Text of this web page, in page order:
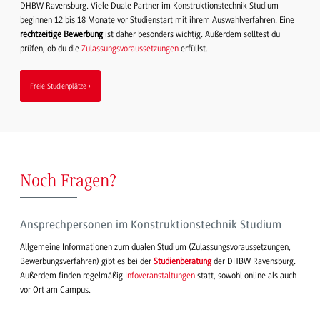
DHBW Ravensburg. Viele Duale Partner im Konstruktionstechnik Studium
beginnen 12 bis 18 Monate vor Studienstart mit ihrem Auswahlverfahren. Eine
rechtzeitige Bewerbungist daher besonders wichtig. Außerdem solltest du
prüfen, ob du die Zulassungsvoraussetzungen erfüllst.
Freie Studienplätze
Noch Fragen?
Ansprechpersonen im Konstruktionstechnik Studium
Allgemeine Informationen zum dualen Studium (Zulassungsvoraussetzungen,
Bewerbungsverfahren) gibt es bei der Studienberatungder DHBW Ravensburg.
Außerdem finden regelmäßig Infoveranstaltungen statt, sowohl online als auch
vor Ort am Campus.